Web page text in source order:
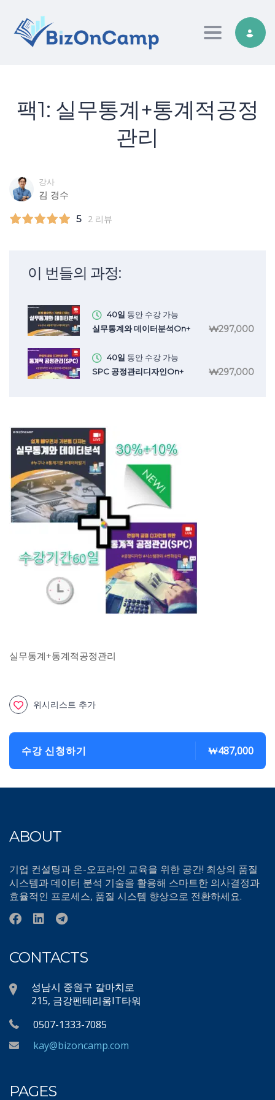
Toggle
팩1: 실무통계+통계적공정
관리
강사
김 경수
5 2 리뷰
이 번들의 과정:
40일 동안 수강 가능
실무통계와 데이터분석On+
₩297,000
40일 동안 수강 가능
SPC 공정관리디자인On+
₩297,000
실무통계+통계적공정관리
위시리스트 추가
수강 신청하기 ₩487,000
ABOUT
기업 컨설팅과 온-오프라인 교육을 위한 공간! 최상의 품질
시스템과 데이터 분석 기술을 활용해 스마트한 의사결정과
효율적인 프로세스, 품질 시스템 향상으로 전환하세요.
CONTACTS
성남시 중원구 갈마치로
215, 금강펜테리움IT타워
0507-1333-7085
kay@bizoncamp.com
PAGES